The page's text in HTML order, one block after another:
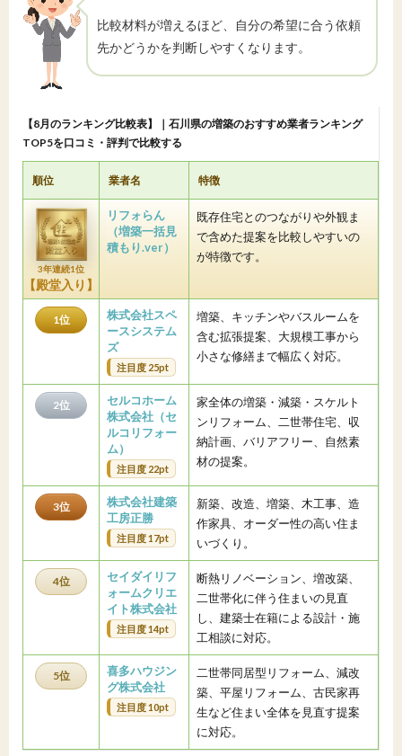
比較材料が増えるほど、自分の希望に合う依頼
先かどうかを判断しやすくなります。
【8月のランキング比較表】｜石川県の増築のおすすめ業者ランキング
TOP5を口コミ・評判で比較する
順位 業者名 特徴
3年連続1位
【殿堂入り】
リフォらん
（増築一括見
積もり.ver）
既存住宅とのつながりや外観ま
で含めた提案を比較しやすいの
が特徴です。
1位
株式会社スペ
ースシステム
ズ
注目度 25pt
増築、キッチンやバスルームを
含む拡張提案、大規模工事から
小さな修繕まで幅広く対応。
2位
セルコホーム
株式会社（セ
ルコリフォー
ム）
注目度 22pt
家全体の増築・減築・スケルト
ンリフォーム、二世帯住宅、収
納計画、バリアフリー、自然素
材の提案。
3位
株式会社建築
工房正勝
注目度 17pt
新築、改造、増築、木工事、造
作家具、オーダー性の高い住ま
いづくり。
4位
セイダイリフ
ォームクリエ
イト株式会社
注目度 14pt
断熱リノベーション、増改築、
二世帯化に伴う住まいの見直
し、建築士在籍による設計・施
工相談に対応。
5位
喜多ハウジン
グ株式会社
注目度 10pt
二世帯同居型リフォーム、減改
築、平屋リフォーム、古民家再
生など住まい全体を見直す提案
に対応。